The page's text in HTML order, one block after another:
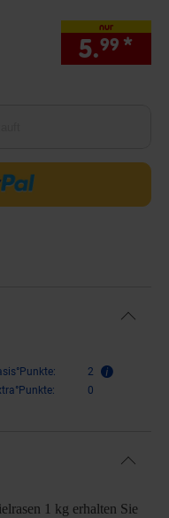
nur
5.99 *
2
0
1 kg erhalten Sie